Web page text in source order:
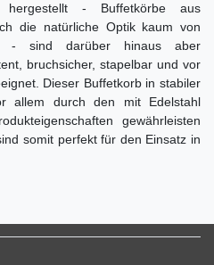
hergestellt - Buffetkörbe aus
die natürliche Optik kaum von
- sind darüber hinaus aber
bruchsicher, stapelbar und vor
Dieser Buffetkorb in stabiler
allem durch den mit Edelstahl
gewährleisten
somit perfekt für den Einsatz in